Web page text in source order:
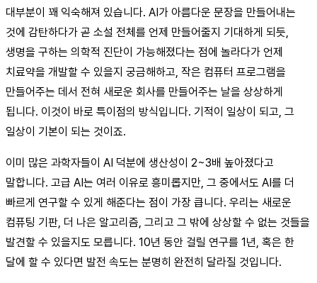
대부분이 꽤 익숙해져 있습니다. AI가 아름다운 문장을 만들어내는
것에 감탄하다가 곧 소설 전체를 언제 만들어줄지 기대하게 되듯,
생명을 구하는 의학적 진단이 가능해졌다는 점에 놀라다가 언제
치료약을 개발할 수 있을지 궁금해하고, 작은 컴퓨터 프로그램을
만들어주는 데서 전혀 새로운 회사를 만들어주는 날을 상상하게
됩니다. 이것이 바로 특이점의 방식입니다. 기적이 일상이 되고, 그
일상이 기본이 되는 것이죠.
이미 많은 과학자들이 AI 덕분에 생산성이 2~3배 높아졌다고
말합니다. 고급 AI는 여러 이유로 흥미롭지만, 그 중에서도 AI를 더
빠르게 연구할 수 있게 해준다는 점이 가장 큽니다. 우리는 새로운
컴퓨팅 기판, 더 나은 알고리즘, 그리고 그 밖에 상상할 수 없는 것들을
발견할 수 있을지도 모릅니다. 10년 동안 걸릴 연구를 1년, 혹은 한
달에 할 수 있다면 발전 속도는 분명히 완전히 달라질 것입니다.